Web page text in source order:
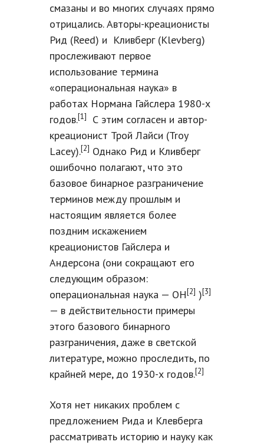
смазаны и во многих случаях прямо
отрицались. Авторы-креационисты
Рид (Reed) и Кливберг (Klevberg)
прослеживают первое
использование термина
«операциональная наука» в
работах Нормана Гайслера 1980-х
годов.[1]
С этим согласен и автор-
креационист Трой Лайси (Troy
Lacey).[2] Однако Рид и Кливберг
ошибочно полагают, что это
базовое бинарное разграничение
терминов между прошлым и
настоящим является более
поздним искажением
креационистов Гайслера и
Андерсона (они сокращают его
следующим образом:
операциональная наука — ОН[2] )[3]
— в действительности примеры
этого базового бинарного
разграничения, даже в светской
литературе, можно проследить, по
крайней мере, до 1930-х годов.[2]
Хотя нет никаких проблем с
предложением Рида и Клевберга
рассматривать историю и науку как